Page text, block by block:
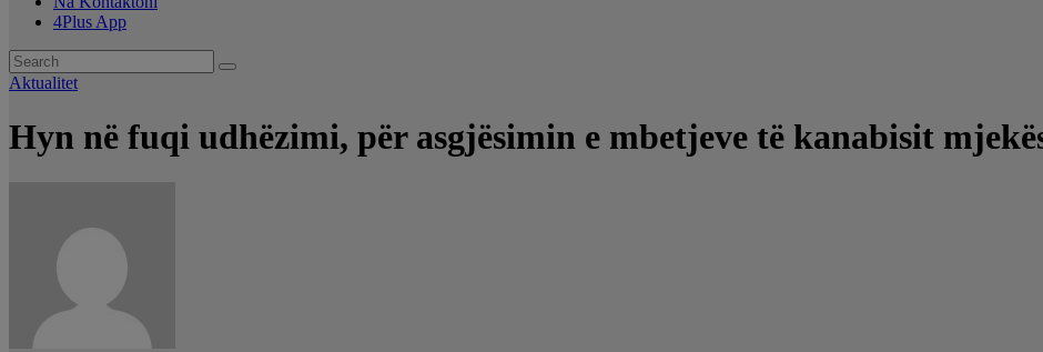
4Plus App
Aktualitet
Hyn në fuqi udhëzimi, për asgjësimin e mbetjeve të kanabisit